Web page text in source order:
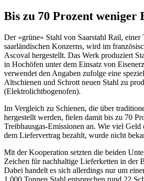
Bis zu 70 Prozent weniger
Der «grüne» Stahl von Saarstahl Rail, einer
saarländischen Konzerns, wird im
Ascoval hergestellt. Das Werk produziert
in Hochöfen unter dem Einsatz von
verwendet den Angaben zufolge eine
Altschienen und Schrott neuen Stahl zu
(Elektrolichtbogenofen).
Im Vergleich zu Schienen, die über
hergestellt werden, fielen damit bis zu 70
Treibhausgas-Emissionen an. Wie viel Geld
dem Liefervertrag bezahlt, wurde nicht
Mit der Kooperation setzten die beiden
Zeichen für nachhaltige Lieferketten in der
Dabei handelt es sich allerdings nur um
1.000 Tonnen Stahl entsprechen rund 22